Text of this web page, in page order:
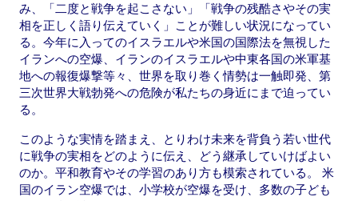
み、「二度と戦争を起こさない」「戦争の残酷さやその実
相を正しく語り伝えていく」ことが難しい状況になってい
る。今年に入ってのイスラエルや米国の国際法を無視した
イランへの空爆、イランのイスラエルや中東各国の米軍基
地への報復爆撃等々、世界を取り巻く情勢は一触即発、第
三次世界大戦勃発への危険が私たちの身近にまで迫ってい
る。
このような実情を踏まえ、とりわけ未来を背負う若い世代
に戦争の実相をどのように伝え、どう継承していけばよい
のか。平和教育やその学習のあり方も模索されている。 米
国のイラン空爆では、小学校が空爆を受け、多数の子ども